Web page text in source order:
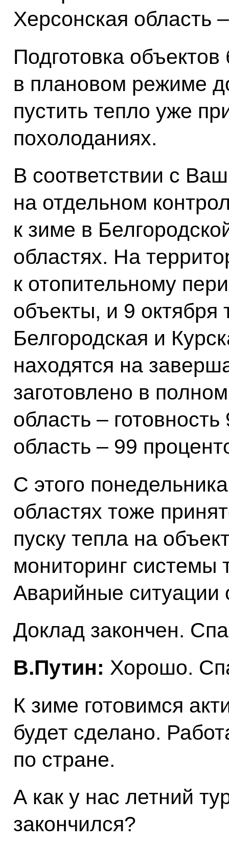
Херсонская область
Подготовка
в плановом режиме
пустить тепло уже
похолоданиях.
В соответствии с
на отдельном
к зиме в
областях. На
к отопительному
объекты, и 9
Белгородская и
находятся на
заготовлено в
область –
область – 99
С этого
областях тоже
пуску тепла на
мониторинг системы
Аварийные ситуации
Доклад закончен.
В.Путин: Хорошо.
К зиме готовимся
будет сделано.
по стране.
А как у нас летний
закончился?